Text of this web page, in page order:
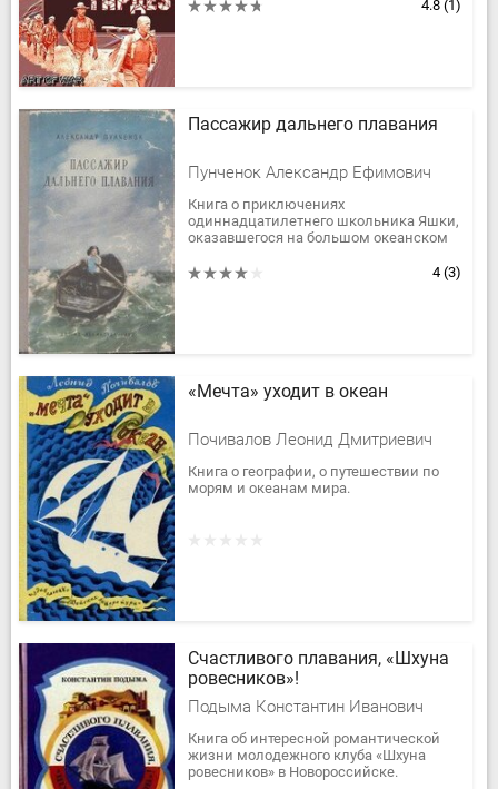
исповедь и мне не нужно отпущение...
4.8 (1)
Пассажир дальнего плавания
Пунченок Александр Ефимович
Книга о приключениях
одиннадцатилетнего школьника Яшки,
оказавшегося на большом океанском
4 (3)
«Мечта» уходит в океан
Почивалов Леонид Дмитриевич
Книга о географии, о путешествии по
морям и океанам мира.
Счастливого плавания, «Шхуна
ровесников»!
Подыма Константин Иванович
Книга об интересной романтической
жизни молодежного клуба «Шхуна
ровесников» в Новороссийске.